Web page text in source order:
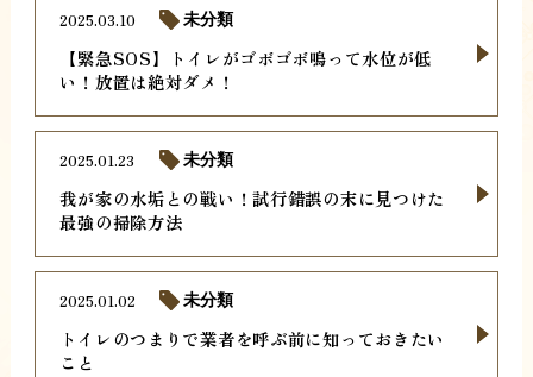
【緊急SOS】トイレがゴボゴボ鳴って水位が低
い！放置は絶対ダメ！
2025.03.10 未分類
我が家の水垢との戦い！試行錯誤の末に見つけた
最強の掃除方法
2025.01.23 未分類
トイレのつまりで業者を呼ぶ前に知っておきたい
こと
2025.01.02 未分類